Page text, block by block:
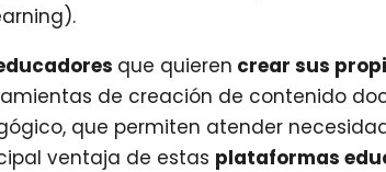
que quieren crear sus
de creación de contenido
que permiten atender
ventaja de estas plataformas